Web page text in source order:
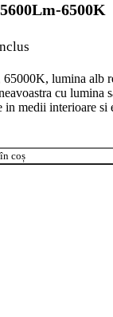
6500K
lei.
este: 313,38
lumina alb
cu lumina
medii interioare si
5600Lm-6500K
coș